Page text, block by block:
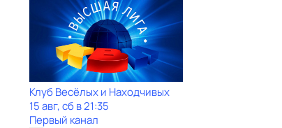
Клуб Весёлых и Находчивых
15 авг, сб в 21:35
Первый канал